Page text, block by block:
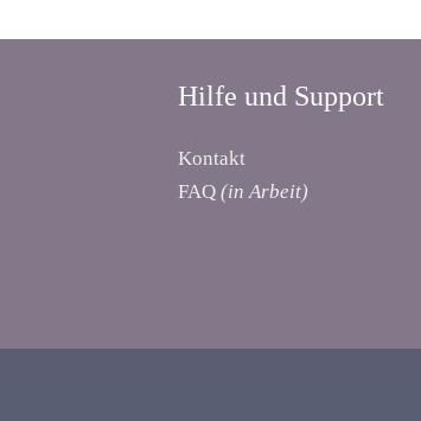
Hilfe und Support
Kontakt
FAQ(in Arbeit)